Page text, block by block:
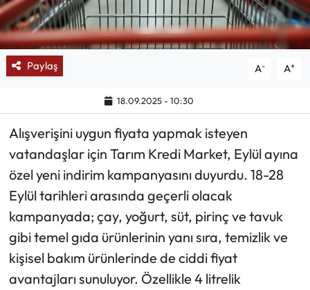
Paylaş A- A+
18.09.2025 - 10:30
Alışverişini uygun fiyata yapmak isteyen
vatandaşlar için Tarım Kredi Market, Eylül ayına
özel yeni indirim kampanyasını duyurdu. 18-28
Eylül tarihleri arasında geçerli olacak
kampanyada; çay, yoğurt, süt, pirinç ve tavuk
gibi temel gıda ürünlerinin yanı sıra, temizlik ve
kişisel bakım ürünlerinde de ciddi fiyat
avantajları sunuluyor. Özellikle 4 litrelik
Köşe Yazıları
Karikatür Galeri
ASTROLOJİ
Spor Yazıları
Mektup Galeri
Ekonomi
Sağlık